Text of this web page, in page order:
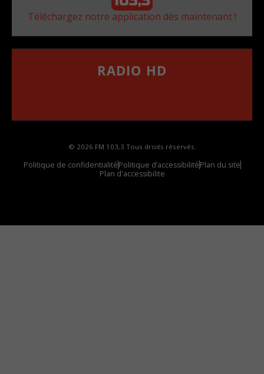
Téléchargez notre application dès maintenant !
RADIO HD
© 2026 FM 103,3 Tous droits réservés.
Politique de confidentialitéPolitique d’accessibilitéPlan du site
Plan d'accessibilite